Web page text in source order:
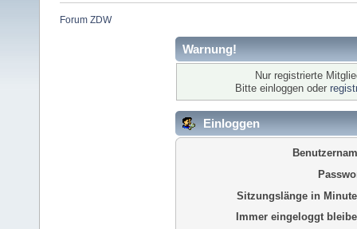
Forum ZDW
Warnung!
Nur registrierte
Bitte einloggen oder
Einloggen
Sitzungslänge in
Immer eingeloggt